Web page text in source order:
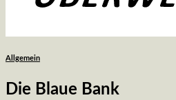
Allgemein
Die Blaue Bank